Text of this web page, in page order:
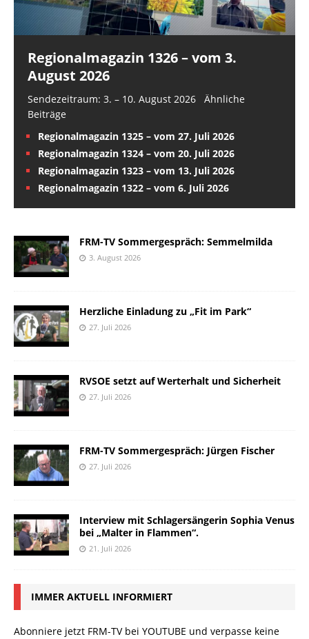
Regionalmagazin 1326 – vom 3.
August 2026
Sendezeitraum: 3. – 10. August 2026 Ähnliche
Beiträge
Regionalmagazin 1325 – vom 27. Juli 2026
Regionalmagazin 1324 – vom 20. Juli 2026
Regionalmagazin 1323 – vom 13. Juli 2026
Regionalmagazin 1322 – vom 6. Juli 2026
FRM-TV Sommergespräch: Semmelmilda
3. August 2026
Herzliche Einladung zu „Fit im Park“
27. Juli 2026
RVSOE setzt auf Werterhalt und Sicherheit
27. Juli 2026
FRM-TV Sommergespräch: Jürgen Fischer
27. Juli 2026
Interview mit Schlagersängerin Sophia Venus
bei „Malter in Flammen“.
21. Juli 2026
IMMER AKTUELL INFORMIERT
Abonniere jetzt FRM-TV bei YOUTUBE und verpasse keine